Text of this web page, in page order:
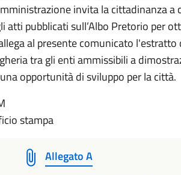
invita la cittadinanza
atti pubblicati sull’Albo Pretorio per
al presente comunicato
tra gli enti ammissibili a
opportunità di sviluppo per la città.
stampa
Allegato A